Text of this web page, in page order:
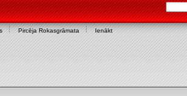
Pircēja Rokasgrāmata Ienākt